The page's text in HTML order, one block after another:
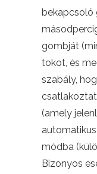
bekapcsoló
gombját
tokot, és
szabály,
(amely
módba
Bizonyos